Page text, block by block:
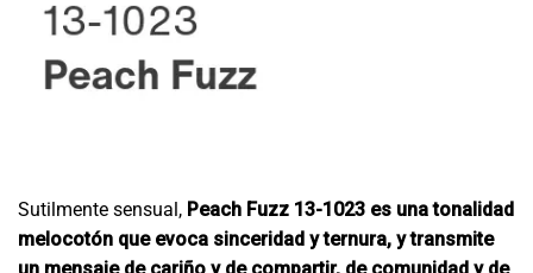
Sutilmente sensual, Peach Fuzz 13-1023 es una tonalidad
melocotón que evoca sinceridad y ternura, y transmite